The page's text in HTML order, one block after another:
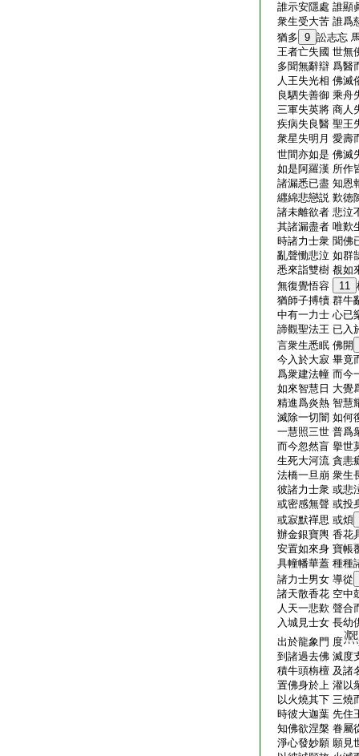
誰示安隱處 誰顯
衆生受大苦 誰爲
猶多 9 訟志忘
王者亡失國 世無
多聞無辭辯 爲醫
人王失光相 佛滅
良駟失善御 乘舟
三軍失英將 商人
疾病失良醫 聖王
衆星失明月 愛壽
世間亦如是 佛滅
如是阿羅漢 所作
諸漏悉已盡 知恩
纒綿悲戀説 歎徳
諸未離欲者 悲泣
其諸漏盡者 唯歎
時諸力士衆 聞佛
亂聲慟悲泣 如群
悉來詣雙樹 覩如
無復覺悟容
11
猶師子搏犢 群牛
中有一力士 心已
諦觀聖法王 已入
言衆生悉眠 佛開
今入於大寂 畢竟
爲衆建法幢 而今
如來智慧日 大覺
精進爲炎熱 智慧
滅除一切闇 如何
一慧照三世 普爲
而今忽然盲 擧世
生死大河流 貪恚
法橋一旦崩 衆生
彼諸力士衆 或悲
或密感無聲 或投
或寂默禪思 或煩
辦金銀寶輿 香花
安置如來身 寶帳
具幢幡華蓋 種種
諸力士男女 導從
諸天散香花 空中
人天一悲歎 聲合
入城見士女 長幼
出於龍象門 度
到諸過去佛 滅度
積牛頭栴檀 及諸
置佛身於上 灌以
以火燒其下 三燒
時彼大迦葉 先住
知佛欲涅槃 眷屬
淨心發妙願 願見